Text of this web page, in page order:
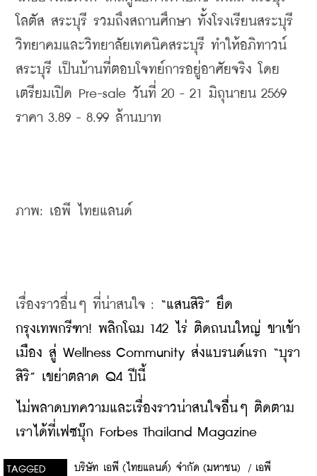
โลตัส สระบุรี รวมถึงสถานศึกษา ทั้งโรงเรียนสระบุรี
วิทยาคมและวิทยาลัยเทคนิคสระบุรี ทำให้อภิทาวน์
สระบุรี เป็นบ้านที่ตอบโจทย์การอยู่อาศัยจริง โดย
เตรียมเปิด Pre-sale วันที่ 20 - 21 มิถุนายน 2569
ราคา 3.89 - 8.99 ล้านบาท
ภาพ: เอพี ไทยแลนด์
เรื่องราวอื่นๆ ที่น่าสนใจ : “แสนสิริ” ยึด
กรุงเทพกรีฑา! พลิกโฉม 142 ไร่ ติดถนนใหญ่ ขาเข้า
เมือง สู่ Wellness Community ส่งแบรนด์แรก “บุรา
สิริ” เขย่าตลาด Q4 ปีนี้
ไม่พลาดบทความและเรื่องราวน่าสนใจอื่นๆ ติดตาม
เราได้ที่เฟซบุ๊ก Forbes Thailand Magazine
TAGGED
บริษัท เอพี (ไทยแลนด์) จำกัด (มหาชน) / เอพี